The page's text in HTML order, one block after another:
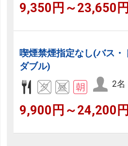
9,350円～23,650円
喫煙禁煙指定なし(バス・
ダブル)
2名
9,900円～24,200円